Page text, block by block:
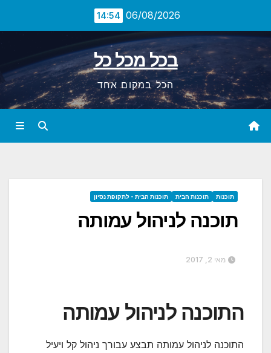
content
06/08/2026
14:54
בכל מכל כל
הכל במקום אחד
תוכנות תוכנות הבית תוכנות הבית - לתקופת נסיון
תוכנה לניהול עמותה
מאי 2, 2017
התוכנה לניהול עמותה
התוכנה לניהול עמותה תבצע עבורך ניהול קל ויעיל